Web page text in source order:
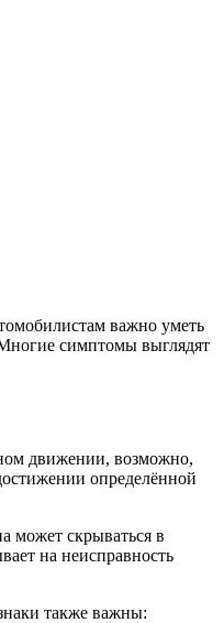
важно уметь
симптомы выглядят
движении, возможно,
определённой
может скрываться в
на неисправность
также важны: